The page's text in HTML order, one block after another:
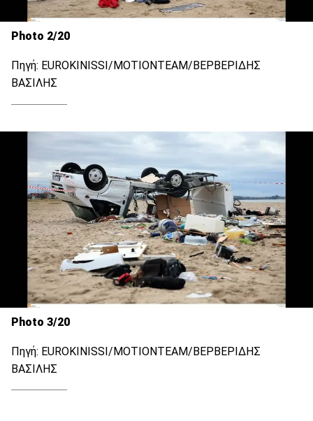
Photo 2/20
Πηγή: EUROKINISSI/ΜΟΤΙΟΝΤΕΑΜ/ΒΕΡΒΕΡΙΔΗΣ
ΒΑΣΙΛΗΣ
Photo 3/20
Πηγή: EUROKINISSI/ΜΟΤΙΟΝΤΕΑΜ/ΒΕΡΒΕΡΙΔΗΣ
ΒΑΣΙΛΗΣ